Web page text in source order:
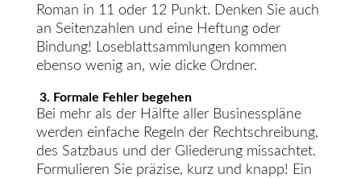
Roman in 11 oder 12 Punkt. Denken Sie auch
an Seitenzahlen und eine Heftung oder
Bindung! Loseblattsammlungen kommen
ebenso wenig an, wie dicke Ordner.
3. Formale Fehler begehen
Bei mehr als der Hälfte aller Businesspläne
werden einfache Regeln der Rechtschreibung,
des Satzbaus und der Gliederung missachtet.
Formulieren Sie präzise, kurz und knapp! Ein